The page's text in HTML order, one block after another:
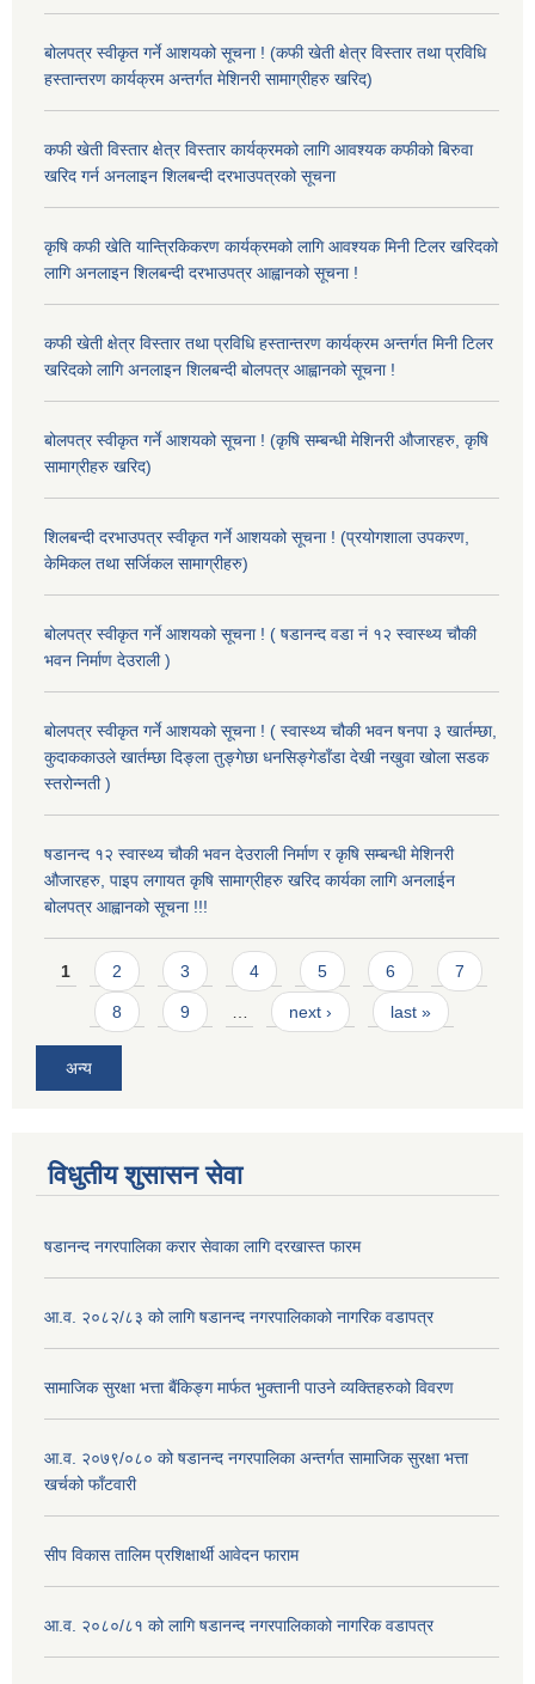
बोलपत्र स्वीकृत गर्ने आशयको सूचना ! (कफी खेती क्षेत्र विस्तार तथा प्रविधि
हस्तान्तरण कार्यक्रम अन्तर्गत मेशिनरी सामाग्रीहरु खरिद)
कफी खेती विस्तार क्षेत्र विस्तार कार्यक्रमको लागि आवश्यक कफीको बिरुवा
खरिद गर्न अनलाइन शिलबन्दी दरभाउपत्रको सूचना
कृषि कफी खेति यान्त्रिकिकरण कार्यक्रमको लागि आवश्यक मिनी टिलर खरिदको
लागि अनलाइन शिलबन्दी दरभाउपत्र आह्वानको सूचना !
कफी खेती क्षेत्र विस्तार तथा प्रविधि हस्तान्तरण कार्यक्रम अन्तर्गत मिनी टिलर
खरिदको लागि अनलाइन शिलबन्दी बोलपत्र आह्वानको सूचना !
बोलपत्र स्वीकृत गर्ने आशयको सूचना ! (कृषि सम्बन्धी मेशिनरी औजारहरु, कृषि
सामाग्रीहरु खरिद)
शिलबन्दी दरभाउपत्र स्वीकृत गर्ने आशयको सूचना ! (प्रयोगशाला उपकरण,
केमिकल तथा सर्जिकल सामाग्रीहरु)
बोलपत्र स्वीकृत गर्ने आशयको सूचना ! ( षडानन्द वडा नं १२ स्वास्थ्य चौकी
भवन निर्माण देउराली )
बोलपत्र स्वीकृत गर्ने आशयको सूचना ! ( स्वास्थ्य चौकी भवन षनपा ३ खार्तम्छा,
कुदाककाउले खार्तम्छा दिङ्ला तुङ्गेछा धनसिङ्गेडाँडा देखी नखुवा खोला सडक
स्तरोन्नती )
षडानन्द १२ स्वास्थ्य चौकी भवन देउराली निर्माण र कृषि सम्बन्धी मेशिनरी
औजारहरु, पाइप लगायत कृषि सामाग्रीहरु खरिद कार्यका लागि अनलाईन
बोलपत्र आह्वानको सूचना !!!
Pages
1 2 3 4 5 6 7
8 9 … next › last »
अन्य
विधुतीय शुसासन सेवा
षडानन्द नगरपालिका करार सेवाका लागि दरखास्त फारम
आ.व. २०८२/८३ को लागि षडानन्द नगरपालिकाको नागरिक वडापत्र
सामाजिक सुरक्षा भत्ता बैंकिङ्ग मार्फत भुक्तानी पाउने व्यक्तिहरुको विवरण
आ.व. २०७९/०८० को षडानन्द नगरपालिका अन्तर्गत सामाजिक सुरक्षा भत्ता
खर्चको फाँटवारी
सीप विकास तालिम प्रशिक्षार्थी आवेदन फाराम
आ.व. २०८०/८१ को लागि षडानन्द नगरपालिकाको नागरिक वडापत्र